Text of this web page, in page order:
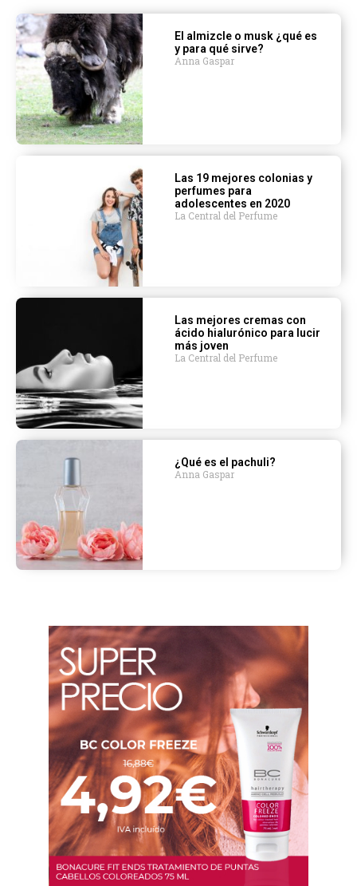
El almizcle o musk ¿qué es
y para qué sirve?
Anna Gaspar
Las 19 mejores colonias y
perfumes para
adolescentes en 2020
La Central del Perfume
Las mejores cremas con
ácido hialurónico para lucir
más joven
La Central del Perfume
¿Qué es el pachuli?
Anna Gaspar